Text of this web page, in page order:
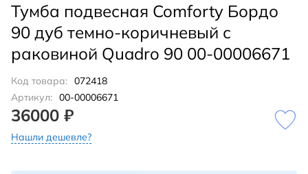
Тумба подвесная Comforty Бордо
90 дуб темно-коричневый с
раковиной Quadro 90 00-00006671
Код товара: 072418
Артикул: 00-00006671
36000 ₽
Нашли дешевле?